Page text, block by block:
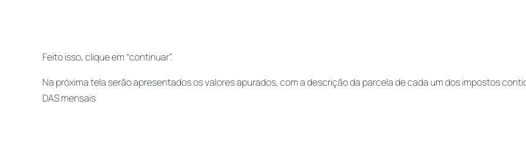
Feito isso, clique em “continuar”.
Na próxima tela serão apresentados os valores apurados, com a descrição da parcela de cada um dos impostos
DAS mensais